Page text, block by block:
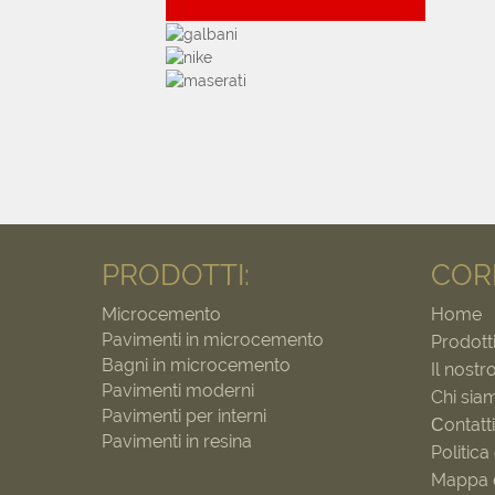
PRODOTTI:
Microcemento
Pavimenti in microcemento
Bagni in microcemento
Pavimenti moderni
Pavimenti per interni
Pavimenti in resina
Home
Prodotti
Il
Chi
Сontatti
Mappa